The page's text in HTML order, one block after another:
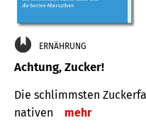
ERNÄHRUNG
Achtung, Zucker!
Die schlimmsten
nativen
mehr